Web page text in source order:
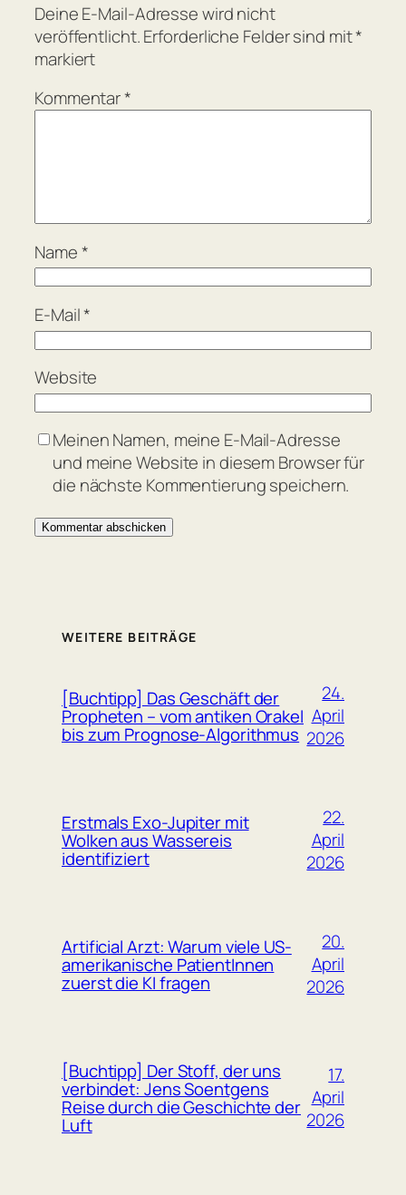
Deine E-Mail-Adresse wird nicht
veröffentlicht.Erforderliche Felder sind mit*
markiert
Kommentar*
Name*
E-Mail*
Website
Meinen Namen, meine E-Mail-Adresse
und meine Website in diesem Browser für
die nächste Kommentierung speichern.
WEITERE BEITRÄGE
[Buchtipp] Das Geschäft der
Propheten – vom antiken Orakel
bis zum Prognose-Algorithmus
24.
April
2026
Erstmals Exo-Jupiter mit
Wolken aus Wassereis
identifiziert
22.
April
2026
Artificial Arzt: Warum viele US-
amerikanische PatientInnen
zuerst die KI fragen
20.
April
2026
[Buchtipp] Der Stoff, der uns
verbindet: Jens Soentgens
Reise durch die Geschichte der
Luft
17.
April
2026